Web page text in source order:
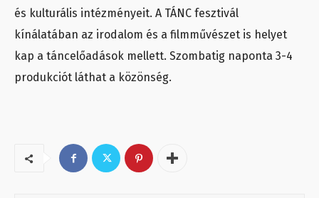
és kulturális intézményeit. A TÁNC fesztivál
kínálatában az irodalom és a filmművészet is helyet
kap a táncelőadások mellett. Szombatig naponta 3-4
produkciót láthat a közönség.